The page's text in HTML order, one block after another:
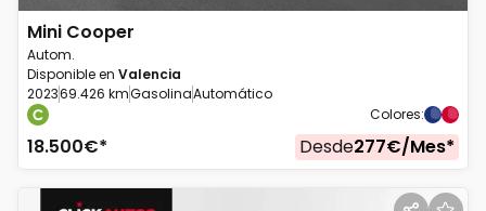
Mini Cooper
Autom.
Disponible en Valencia
202369.426 kmGasolinaAutomático
Colores:
18.500€* Desde277€/Mes*